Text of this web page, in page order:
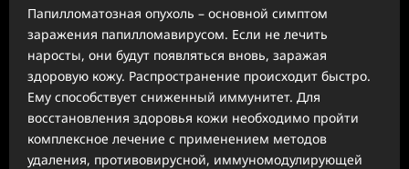
Папилломатозная опухоль – основной симптом
заражения папилломавирусом. Если не лечить
наросты, они будут появляться вновь, заражая
здоровую кожу. Распространение происходит быстро.
Ему способствует сниженный иммунитет. Для
восстановления здоровья кожи необходимо пройти
комплексное лечение с применением методов
удаления, противовирусной, иммуномодулирующей